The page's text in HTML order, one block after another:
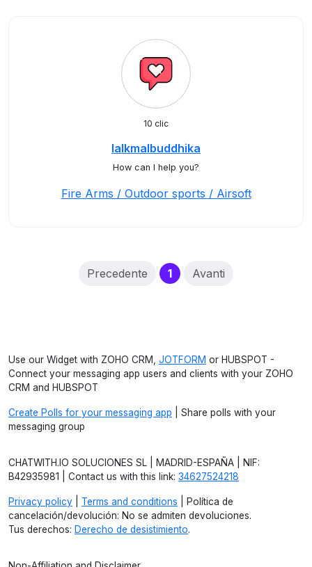
10 clic
lalkmalbuddhika
How can I help you?
Fire Arms / Outdoor sports / Airsoft
Precedente 1(current)
Avanti
Use our Widget with ZOHO CRM, JOTFORM or HUBSPOT -
Connect your messaging app users and clients with your ZOHO
CRM and HUBSPOT
Create Polls for your messaging app | Share polls with your
messaging group
CHATWITH.IO SOLUCIONES SL | MADRID-ESPAÑA | NIF:
B42935981 | Contact us with this link: 34627524218
Privacy policy Terms and conditions | Política de
cancelación/devolución: No se admiten devoluciones.
Tus derechos: Derecho de desistimiento.